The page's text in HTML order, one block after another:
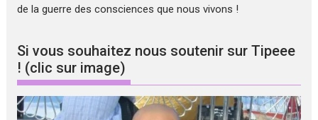
de la guerre des consciences que nous vivons !
Si vous souhaitez nous soutenir sur Tipeee
! (clic sur image)